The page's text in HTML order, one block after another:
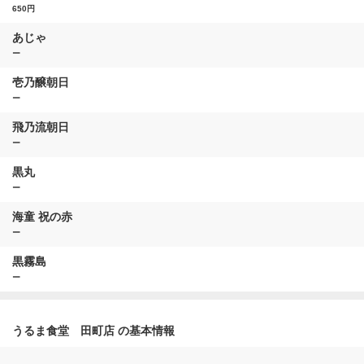
650円
あじゃ
ー
壱乃醸朝日
ー
飛乃流朝日
ー
黒丸
ー
海童 祝の赤
ー
黒霧島
ー
うるま食堂 田町店 の基本情報